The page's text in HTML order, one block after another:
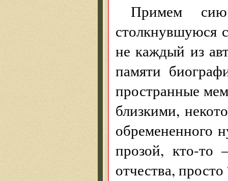
Примем
столкнувшуюся
не каждый из
памяти
пространные
близкими,
обремененного
прозой, кто-
отчества,